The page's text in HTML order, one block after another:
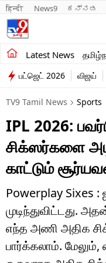
हिन्दी News9 ಕನ್ನಡ
Latest News
சமீபத்திய செய்திகள்
தமிழ்நாடு
இந்தியா
உலகம்
விளையாட்டு
பொழுதுபோக்கு
லைஃப்ஸ்டைல்
வணிகம்
பட்ஜெட் 2026 விஜய்
TV9 Tamil News Sports
IPL 2026:
சிக்ஸர்களை
காட்டும்
Powerplay Sixes
முடிந்துவிட்டது.
எந்த அணி அதிக
பார்க்கலாம்.